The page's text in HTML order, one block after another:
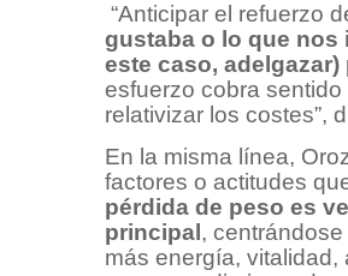
“Anticipar el refuerzo
gustaba o lo que nos
este caso, adelgazar)
esfuerzo cobra
relativizar los costes”,
En la misma línea,
factores o actitudes
pérdida de peso es
principal ,
más energía,